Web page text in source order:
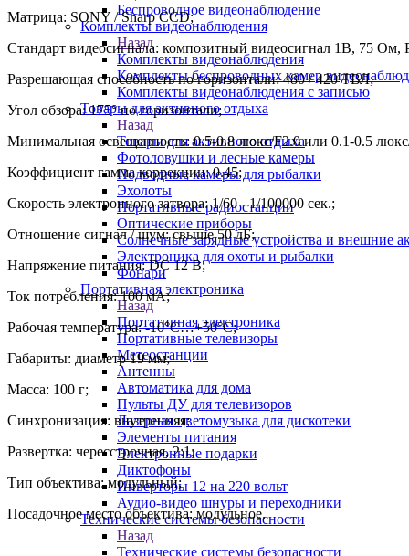
Беспроводное видеонаблюдение
Комплекты видеонаблюдения
Назад
Комплекты видеонаблюдения
Комплекты беспроводных камер
Комплекты видеонаблюдения с записью
Товары для активного отдыха
Назад
Товары для активного отдыха
Фотоловушки и лесные камеры
Подводные камеры для рыбалки
Эхолоты
Портативные радиостанции
Оптические приборы
Солнечные зарядные устройства и внешние
Электроника для охоты и рыбалки
Фонари
Портативная электроника
Назад
Портативная электроника
Портативные телевизоры
Метеостанции
Антенны
Автоматика для дома
Пульты ДУ для телевизоров
Лазерная цветомузыка для дискотеки
Элементы питания
Электронные подарки
Диктофоны
Инверторы 12 на 220 вольт
Аудио-видео шнуры и переходники
Технические системы безопасности
Назад
Технические системы безопасности
Матрица: SONY / Sharp CCD;
Стандарт видеосигнала: композитный видеосигнал 1В, 75 Ом,
Разрешающая способность по горизонтали: 480 / 420 ТВЛ;
Угол обзора: 175° по горизонтали;
Минимальная освещенность: 0.5-0.8 люкс/F2.0 или 0.1-0.5
Коэффициент гамма коррекции: 0.45;
Скорость электронного затвора: 1/60 - 1/100000 сек.;
Отношение сигнал / шум: свыше 50 дБ;
Напряжение питания: DC 12 В;
Ток потребления: 100 мА;
Рабочая температура: -10°C…+50°C;
Габариты: диаметр 19 мм;
Масса: 100 г;
Синхронизация: внутренняя;
Развертка: чересстрочная, 2:1;
Тип объектива: модульный;
Посадочное место объектива: модульное.